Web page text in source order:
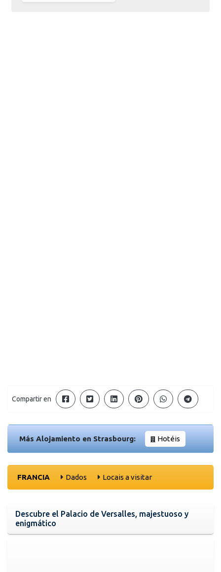
Compartir en
Más Alojamiento en Strasbourg: Hotéis
FRANCIA Dados Locais a visitar
Descubre el Palacio de Versalles, majestuoso y
enigmático